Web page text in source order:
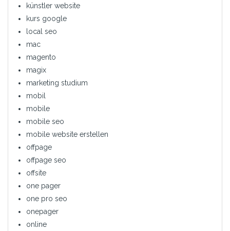
künstler website
kurs google
local seo
mac
magento
magix
marketing studium
mobil
mobile
mobile seo
mobile website erstellen
offpage
offpage seo
offsite
one pager
one pro seo
onepager
online